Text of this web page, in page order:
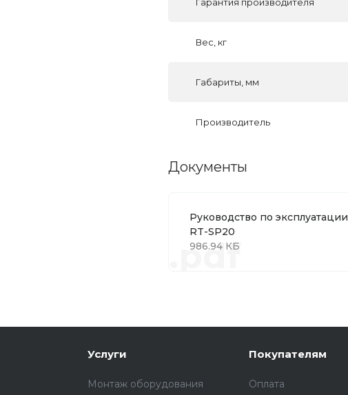
Вес, кг
Габариты, мм
Производитель
Документы
Руководство по эксплуатации
RT-SP20
986.94 КБ
.pdf
Услуги
Монтаж оборудования
Покупателям
Оплата